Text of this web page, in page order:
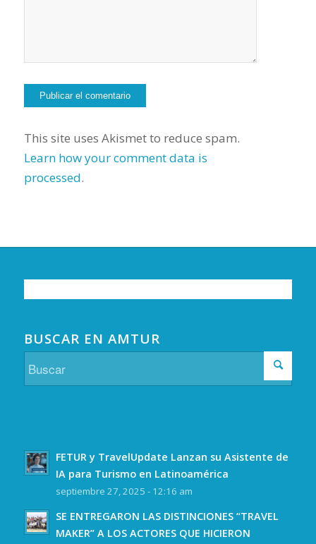
This site uses Akismet to reduce spam.
Learn how your comment data is
processed.
BUSCAR EN AMTUR
FETUR y TravelUpdate Lanzan su Asistente de
IA para Turismo en Latinoamérica
septiembre 27, 2025 - 12:16 am
SE ENTREGARON LAS DISTINCIONES “TRAVEL
MAKER” A LOS ACTORES QUE HICIERON